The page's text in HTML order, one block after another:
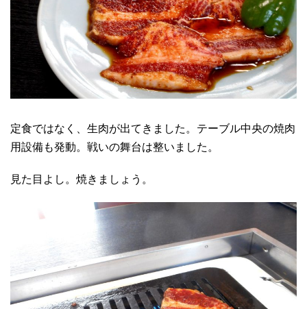
定食ではなく、生肉が出てきました。テーブル中央の焼肉
用設備も発動。戦いの舞台は整いました。
見た目よし。焼きましょう。